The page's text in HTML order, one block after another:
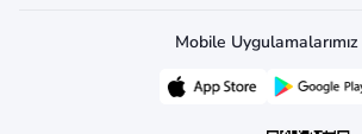
Mobile Uygulamalarımız